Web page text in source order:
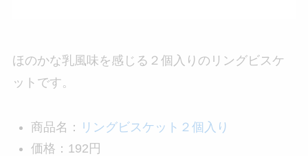
ほのかな乳風味を感じる２個入りのリングビスケ
ットです。
商品名： リングビスケット２個入り
価格：192円